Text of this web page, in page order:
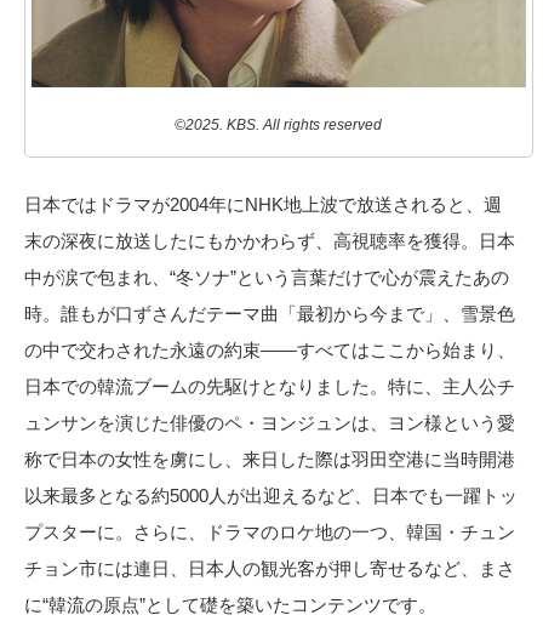
©2025. KBS. All rights reserved
日本ではドラマが2004年にNHK地上波で放送されると、週
末の深夜に放送したにもかかわらず、高視聴率を獲得。日本
中が涙で包まれ、“冬ソナ”という言葉だけで心が震えたあの
時。誰もが口ずさんだテーマ曲「最初から今まで」、雪景色
の中で交わされた永遠の約束——すべてはここから始まり、
日本での韓流ブームの先駆けとなりました。特に、主人公チ
ュンサンを演じた俳優のペ・ヨンジュンは、ヨン様という愛
称で日本の女性を虜にし、来日した際は羽田空港に当時開港
以来最多となる約5000人が出迎えるなど、日本でも一躍トッ
プスターに。さらに、ドラマのロケ地の一つ、韓国・チュン
チョン市には連日、日本人の観光客が押し寄せるなど、まさ
に“韓流の原点”として礎を築いたコンテンツです。